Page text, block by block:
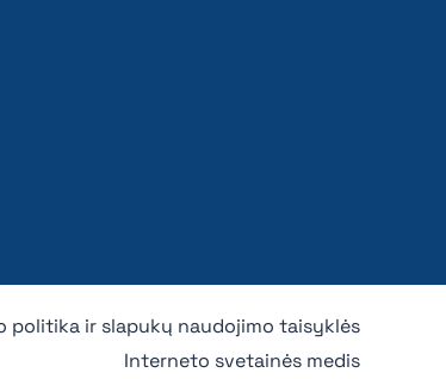
politika ir slapukų naudojimo taisyklės
Interneto svetainės medis